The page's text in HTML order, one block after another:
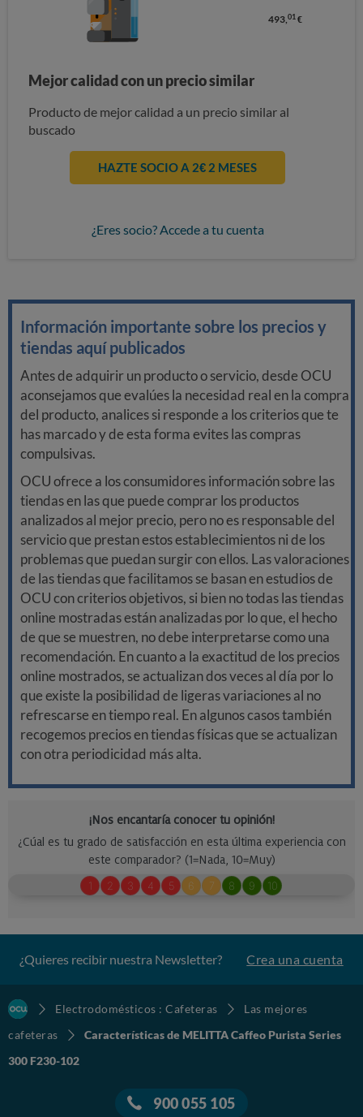
493,01 €
Mejor calidad con un precio similar
Producto de mejor calidad a un precio similar al
buscado
HAZTE SOCIO A 2€ 2 MESES
¿Eres socio? Accede a tu cuenta
Información importante sobre los precios y
tiendas aquí publicados
Antes de adquirir un producto o servicio, desde OCU
aconsejamos que evalúes la necesidad real en la compra
del producto, analices si responde a los criterios que te
has marcado y de esta forma evites las compras
compulsivas.
OCU ofrece a los consumidores información sobre las
tiendas en las que puede comprar los productos
analizados al mejor precio, pero no es responsable del
servicio que prestan estos establecimientos ni de los
problemas que puedan surgir con ellos. Las valoraciones
de las tiendas que facilitamos se basan en estudios de
OCU con criterios objetivos, si bien no todas las tiendas
online mostradas están analizadas por lo que, el hecho
de que se muestren, no debe interpretarse como una
recomendación. En cuanto a la exactitud de los precios
online mostrados, se actualizan dos veces al día por lo
que existe la posibilidad de ligeras variaciones al no
refrescarse en tiempo real. En algunos casos también
recogemos precios en tiendas físicas que se actualizan
con otra periodicidad más alta.
¿Quieres recibir nuestra Newsletter? Crea una cuenta
Electrodomésticos : Cafeteras
Las mejores
cafeteras
Características de MELITTA Caffeo Purista Series
300 F230-102
900 055 105